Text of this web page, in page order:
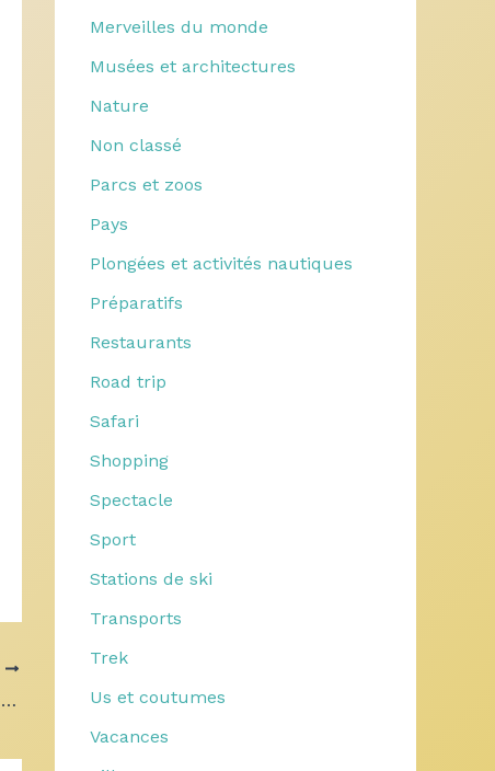
Parc animalier : découvrez les animaux menacés à protéger
Merveilles du monde
Musées et architectures
Nature
Non classé
Parcs et zoos
Pays
Plongées et activités nautiques
Préparatifs
Restaurants
Road trip
Safari
Shopping
Spectacle
Sport
Stations de ski
Transports
Trek
Us et coutumes
Vacances